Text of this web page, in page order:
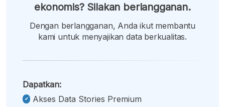
ekonomis? Silakan berlangganan.
Dengan berlangganan, Anda ikut membantu
kami untuk menyajikan data berkualitas.
Dapatkan:
Akses Data Stories Premium